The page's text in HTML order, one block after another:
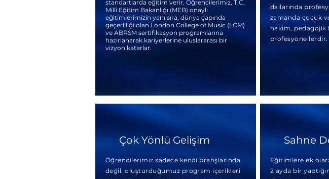
standartlarda eğitim verir. Öğrencilerimiz, T.C.
Millî Eğitim Bakanlığı (MEB) onaylı
eğitimlerimizin yanı sıra, dünya çapında
geçerliliği olan London College of Music (LCM)
ve ABRSM sertifikasyon programlarına
hazırlanarak kariyerlerine uluslararası bir
vizyon katarlar.
Çok Yönlü Gelişim
Öğrencilerimiz sadece kendi branşlarında
değil, oluşturduğumuz program içerikleri
dallarında
zamanda çocuk
hakim, pedagojik
profesyonellerdir.
Sahne
Eğitimlere ek
2 ayda bir